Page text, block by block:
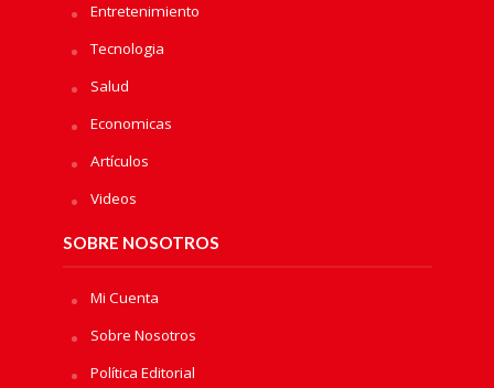
Entretenimiento
Tecnologia
Salud
Economicas
Artículos
Videos
SOBRE NOSOTROS
Mi Cuenta
Sobre Nosotros
Política Editorial